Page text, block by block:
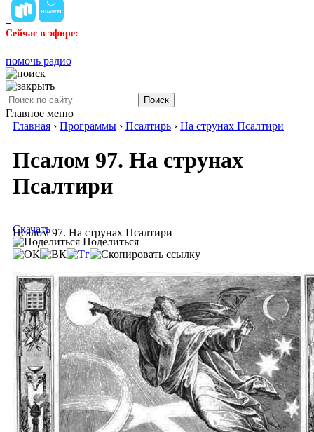
Сейчас в эфире:
помочь радио
Поиск
Главное меню
Главная › Программы › Псалтирь › На струнах Псалтири
Псалом 97. На струнах
Псалтири
Псалом 97. На струнах Псалтири
Скачать
Поделиться